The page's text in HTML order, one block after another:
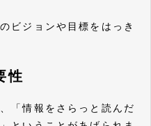
ビジョンや目標をはっき
性
「情報をさらっと読んだ